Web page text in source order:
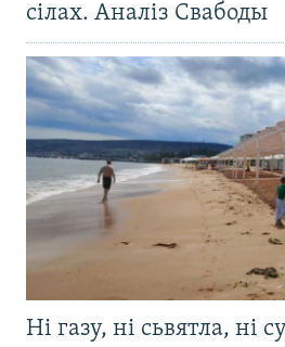
сілах. Аналіз Свабоды
Ні газу, ні сьвятла, ні